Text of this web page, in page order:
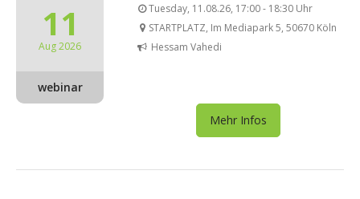
11
Aug 2026
webinar
Tuesday, 11.08.26, 17:00 - 18:30 Uhr
STARTPLATZ, Im Mediapark 5, 50670 Köln
Hessam Vahedi
Mehr Infos